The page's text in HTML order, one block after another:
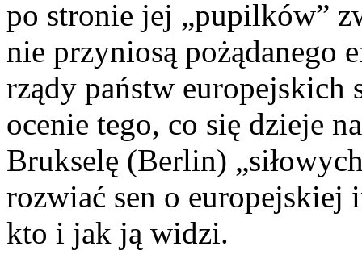
po stronie jej „pupilków”
nie przyniosą pożądanego
rządy państw europejskich
ocenie tego, co się dzieje
Brukselę (Berlin)
rozwiać sen o europejskiej
kto i jak ją widzi.